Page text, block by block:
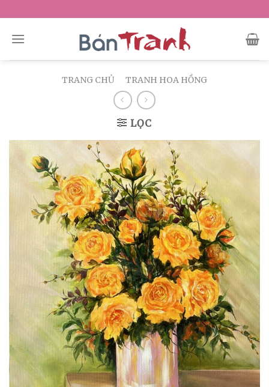
to
content
TRANG CHỦ TRANH HOA HỒNG
LỌC